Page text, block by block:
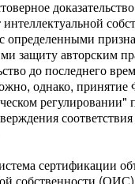
определенными
защиту авторским
до последнего
однако, принятие
регулировании"
сертификации